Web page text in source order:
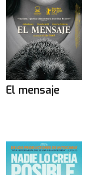
El mensaje